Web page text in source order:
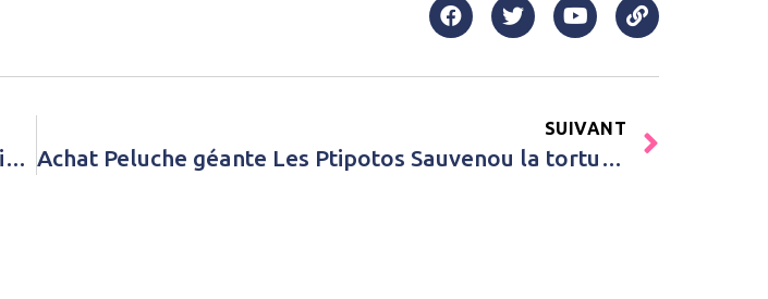
Achat Doudou chat Lulu Les Moustaches (personnalisable) Moulin Roty Jaune Bébé
SUIVANT
Achat Peluche géante Les Ptipotos Sauvenou la tortue menthe (50 cm) Les Déglingos Vert d’eau Enfant